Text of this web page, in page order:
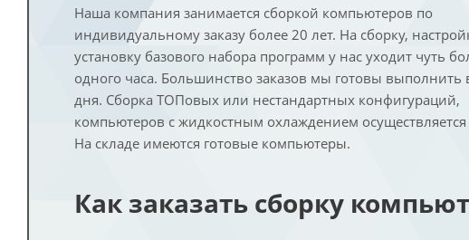
Наша компания занимается сборкой компьютеров по
индивидуальному заказу более 20 лет. На сборку,
установку базового набора программ у нас уходит чуть
одного часа. Большинство заказов мы готовы выполнить
дня. Сборка ТОПовых или нестандартных конфигураций,
компьютеров с жидкостным охлаждением осуществляется
На складе имеются готовые компьютеры.
Как заказать сборку